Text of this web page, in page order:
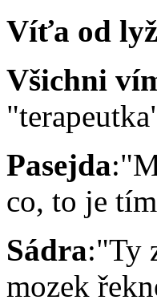
Víťa od
Všichni
Pasejda
co, to je
Sádra:"Ty
mozek